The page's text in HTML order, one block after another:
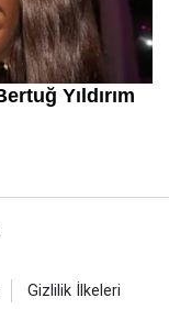
Gizlilik İlkeleri